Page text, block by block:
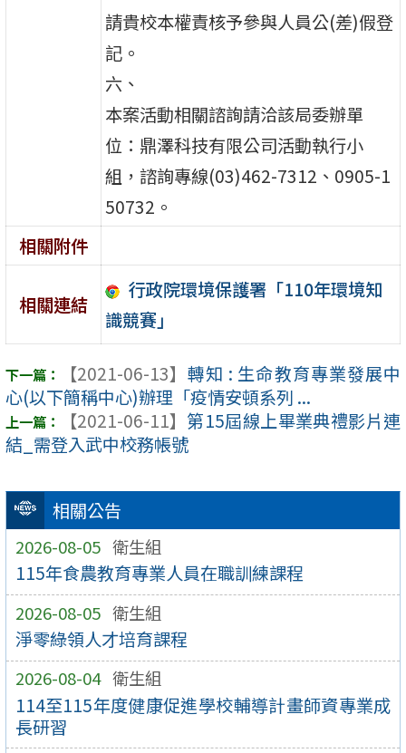
相關公告
2026-08-05 衛生組
115年食農教育專業人員在職訓練課程
2026-08-05 衛生組
淨零綠領人才培育課程
2026-08-04 衛生組
114至115年度健康促進學校輔導計畫師資專業成
長研習
請貴校本權責核予參與人員公(差)假登
記。
六、
本案活動相關諮詢請洽該局委辦單
位：鼎澤科技有限公司活動執行小
組，諮詢專線(03)462-7312、0905-1
50732。
相關附件
相關連結
行政院環境保護署「110年環境知
識競賽」
【2021-06-13】 轉知 : 生命教育專業發展中
心(以下簡稱中心)辦理「疫情安頓系列 ...
【2021-06-11】 第15屆線上畢業典禮影片連
結_需登入武中校務帳號